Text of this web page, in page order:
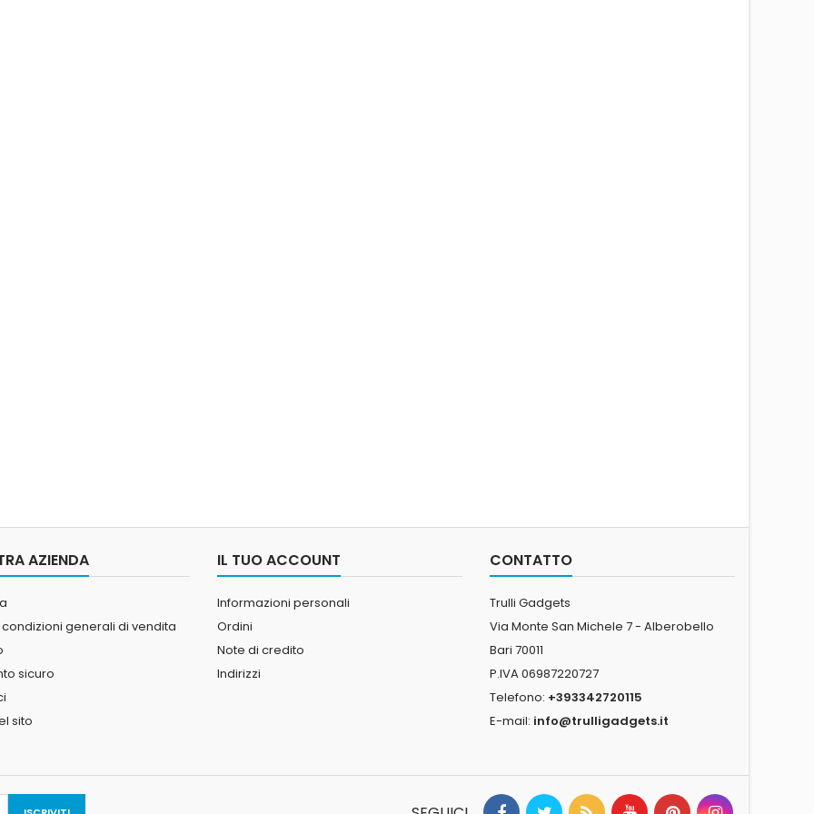
AZIENDA
generali di vendita
sicuro
sito
IL TUO ACCOUNT
Informazioni personali
Ordini
Note di credito
Indirizzi
CONTATTO
Trulli Gadgets
Via Monte San Michele 7 - Alberobello
Bari 70011
P.IVA 06987220727
Telefono: +393342720115
E-mail: info@trulligadgets.it